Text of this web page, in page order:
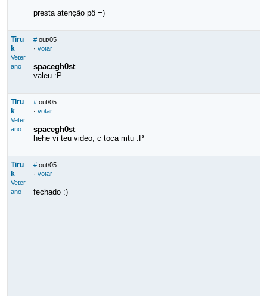
presta atenção pô =)
Tiru
k
Veter
ano
# out/05
· votar
spacegh0st
valeu :P
Tiru
k
Veter
ano
# out/05
· votar
spacegh0st
hehe vi teu video, c toca mtu :P
Tiru
k
Veter
ano
# out/05
· votar
fechado :)